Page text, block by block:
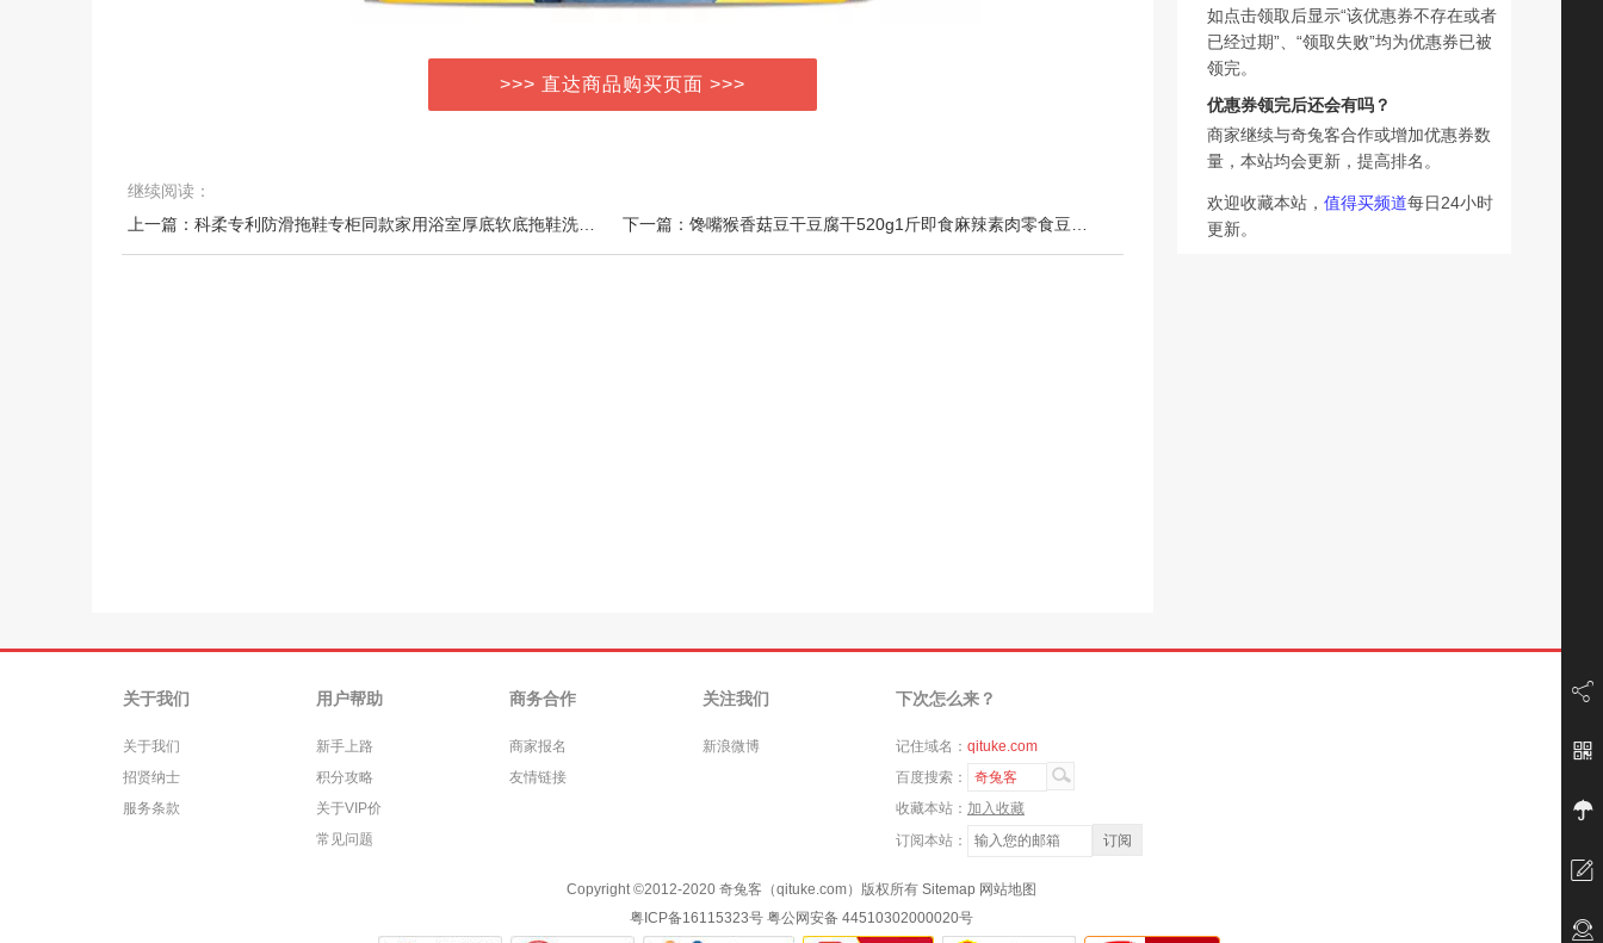
>>> 直达商品购买页面 >>>
继续阅读：
如点击领取后显示“该优惠券不存在或者
已经过期”、“领取失败”均为优惠券已被
领完。
优惠券领完后还会有吗？
商家继续与奇兔客合作或增加优惠券数
量，本站均会更新，提高排名。
欢迎收藏本站， 值得买频道每日24小时
更新。
关于我们
关于我们
招贤纳士
服务条款
用户帮助
新手上路
积分攻略
关于VIP价
常见问题
商务合作
商家报名
友情链接
关注我们
新浪微博
下次怎么来？
记住域名： qituke.com
百度搜索：
奇兔客
收藏本站： 加入收藏
订阅本站：
Copyright ©2012-2020 奇兔客（qituke.com）版权所有 Sitemap 网站地图
粤ICP备16115323号 粤公网安备 44510302000020号